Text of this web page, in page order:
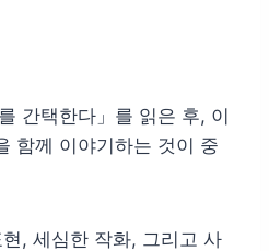
간택한다」를 읽은 후, 이
함께 이야기하는 것이 중
, 세심한 작화, 그리고 사